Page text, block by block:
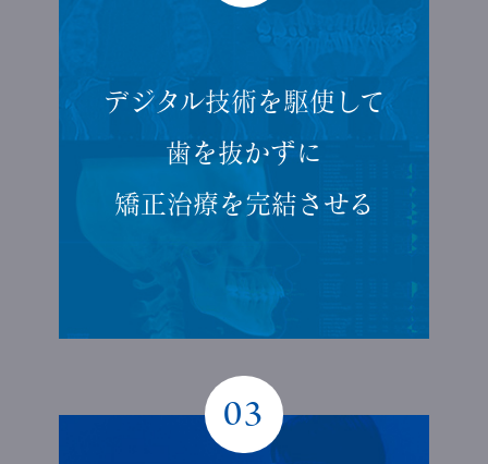
デジタル技術を駆使して
歯を抜かずに
矯正治療を完結させる
03